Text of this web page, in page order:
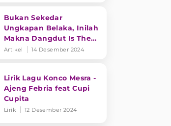
Bukan Sekedar
Ungkapan Belaka, Inilah
Makna Dangdut Is The
Music Of My Country
Artikel 14 Desember 2024
Lirik Lagu Konco Mesra -
Ajeng Febria feat Cupi
Cupita
Lirik 12 Desember 2024